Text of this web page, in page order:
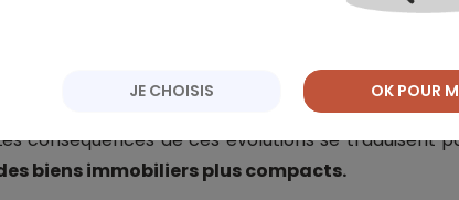
Malgré les difficultés économiques et le
France, le Grand Est fait preuve de résilience
maisons et une hausse des prix des appartements.
conséquences de ces évolutions se traduisent
biens immobiliers plus compacts.
JE CHOISIS OK POUR